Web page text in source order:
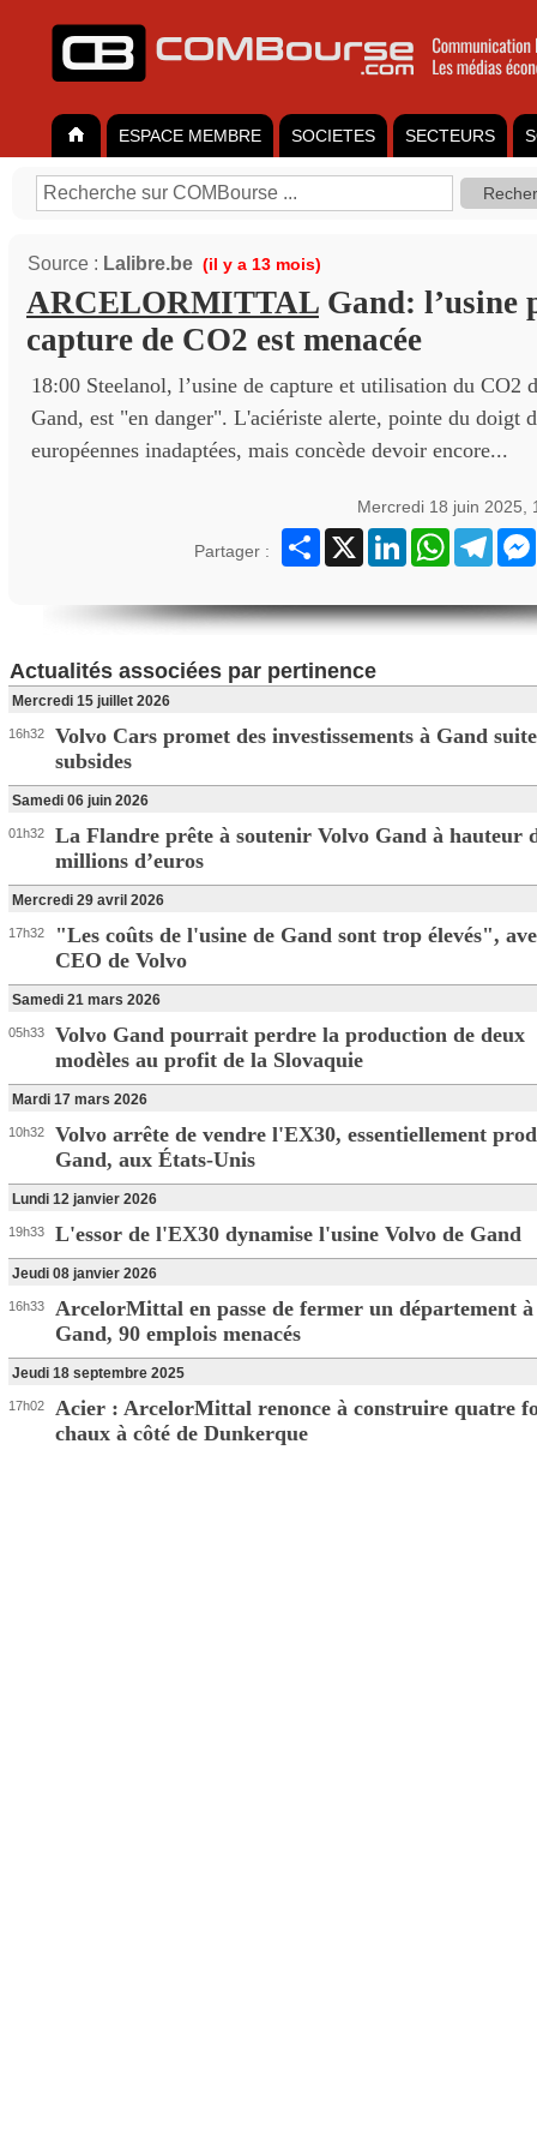
ESPACE MEMBRE SOCIETES SECTEURS
Source : Lalibre.be (il y a 13 mois)
ARCELORMITTAL Gand: l’usine
capture de CO2 est menacée
18:00 Steelanol, l’usine de capture et utilisation du CO2
Gand, est "en danger". L'aciériste alerte, pointe du doigt
européennes inadaptées, mais concède devoir encore...
Mercredi 18 juin 2025,
Partager :
Partager
X LinkedInWhatsApp
Actualités associées par pertinence
Mercredi 15 juillet 2026
16h32
Volvo Cars promet des investissements à Gand
subsides
Samedi 06 juin 2026
01h32
La Flandre prête à soutenir Volvo Gand à hauteur
millions d’euros
Mercredi 29 avril 2026
17h32
"Les coûts de l'usine de Gand sont trop élevés",
CEO de Volvo
Samedi 21 mars 2026
05h33
Volvo Gand pourrait perdre la production de deux
modèles au profit de la Slovaquie
Mardi 17 mars 2026
10h32
Volvo arrête de vendre l'EX30, essentiellement
Gand, aux États-Unis
Lundi 12 janvier 2026
19h33 L'essor de l'EX30 dynamise l'usine Volvo de Gand
Jeudi 08 janvier 2026
16h33
ArcelorMittal en passe de fermer un département à
Gand, 90 emplois menacés
Jeudi 18 septembre 2025
17h02
Acier : ArcelorMittal renonce à construire quatre
chaux à côté de Dunkerque